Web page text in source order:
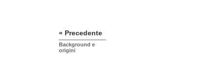
« Precedente
Background e
origini